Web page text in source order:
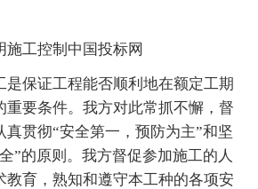
施工控制中国投标网
是保证工程能否顺利地在额定工期
重要条件。我方对此常抓不懈，督
真贯彻“安全第一，预防为主”和坚
”的原则。我方督促参加施工的人
教育，熟知和遵守本工种的各项安